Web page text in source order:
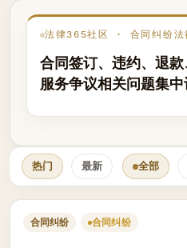
法律365社区 · 合同纠纷法
合同签订、违约、退
服务争议相关问题集中
热门 最新 全部
合同纠纷 合同纠纷